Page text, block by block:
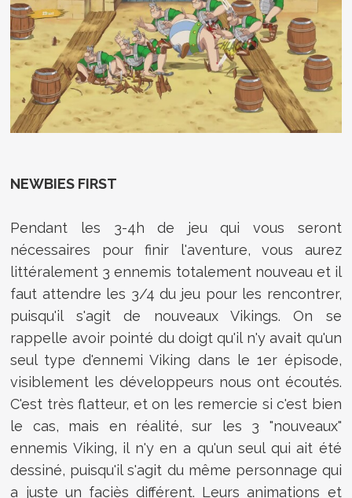
NEWBIES FIRST
Pendant les 3-4h de jeu qui vous seront
nécessaires pour finir l'aventure, vous aurez
littéralement 3 ennemis totalement nouveau et il
faut attendre les 3/4 du jeu pour les rencontrer,
puisqu'il s'agit de nouveaux Vikings. On se
rappelle avoir pointé du doigt qu'il n'y avait qu'un
seul type d'ennemi Viking dans le 1er épisode,
visiblement les développeurs nous ont écoutés.
C'est très flatteur, et on les remercie si c'est bien
le cas, mais en réalité, sur les 3 "nouveaux"
ennemis Viking, il n'y en a qu'un seul qui ait été
dessiné, puisqu'il s'agit du même personnage qui
a juste un faciès différent. Leurs animations et